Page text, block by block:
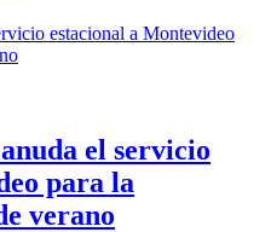
el servicio
para la
verano